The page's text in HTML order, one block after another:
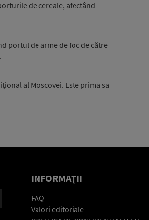
de cereale, afectând
portul de arme de foc de către
al Moscovei. Este prima sa
INFORMAŢII
FAQ
Valori editoriale